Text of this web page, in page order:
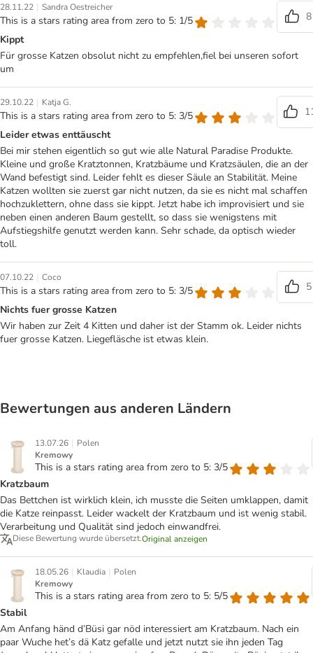
28.11.22 | Sandra Oestreicher
This is a stars rating area from zero to 5: 1/5
8
Kippt
Für grosse Katzen obsolut nicht zu empfehlen,fiel bei unseren sofort
um
29.10.22 | Katja G.
This is a stars rating area from zero to 5: 3/5
Leider etwas enttäuscht
Bei mir stehen eigentlich so gut wie alle Natural Paradise Produkte.
Kleine und große Kratztonnen, Kratzbäume und Kratzsäulen, die an der
Wand befestigt sind. Leider fehlt es dieser Säule an Stabilität. Meine
Katzen wollten sie zuerst gar nicht nutzen, da sie es nicht mal schaffen
hochzuklettern, ohne dass sie kippt. Jetzt habe ich improvisiert und sie
neben einen anderen Baum gestellt, so dass sie wenigstens mit
Aufstiegshilfe genutzt werden kann. Sehr schade, da optisch wieder
toll.
07.10.22 | Coco
This is a stars rating area from zero to 5: 3/5
5
Nichts fuer grosse Katzen
Wir haben zur Zeit 4 Kitten und daher ist der Stamm ok. Leider nichts
fuer grosse Katzen. Liegefläsche ist etwas klein.
Bewertungen aus anderen Ländern
13.07.26 | Polen
Kremowy
This is a stars rating area from zero to 5: 3/5
Kratzbaum
Das Bettchen ist wirklich klein, ich musste die Seiten umklappen, damit
die Katze reinpasst. Leider wackelt der Kratzbaum und ist wenig stabil.
Verarbeitung und Qualität sind jedoch einwandfrei.
Diese Bewertung wurde übersetzt.Original anzeigen
18.05.26 | Klaudia | Polen
Kremowy
This is a stars rating area from zero to 5: 5/5
Stabil
Am Anfang händ d’Büsi gar nöd interessiert am Kratzbaum. Nach ein
paar Wuche het’s dä Katz gefalle und jetzt nutzt sie ihn jeden Tag